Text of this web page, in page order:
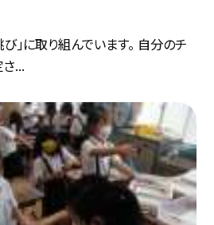
」に取り組んでいます。 自分のチ
...